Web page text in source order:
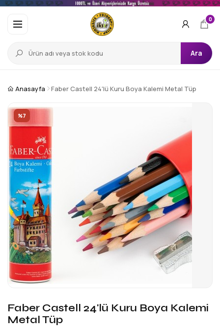
Ara
0
Anasayfa Faber Castell 24'lü Kuru Boya Kalemi Metal Tüp
%7
Faber Castell 24'lü Kuru Boya Kalemi
Metal Tüp